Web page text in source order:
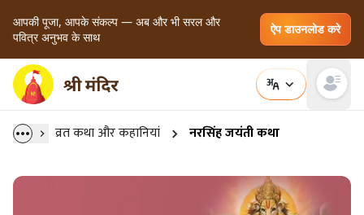
आपकी पूजा, आपके संकल्प — अब और भी सरल और
पवित्र अनुभव के साथ
ऐप डाउनलोड करे
Open
व्रत कथा और कहानियां नरसिंह जयंती कथा